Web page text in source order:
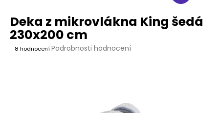
Deka z mikrovlákna King šedá
230x200 cm
Průměrné
8 hodnoceníPodrobnosti hodnocení